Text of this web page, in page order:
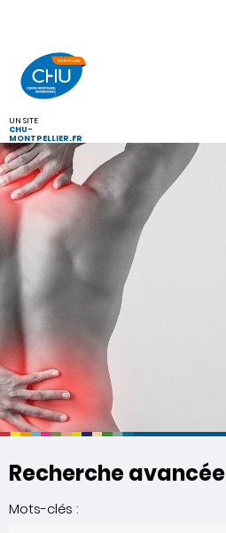
UN SITE
CHU-
MONTPELLIER.FR
Recherche avancée
Mots-clés :